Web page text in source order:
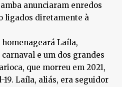
anunciaram enredos
ligados diretamente à
Laíla,
e um dos grandes
que morreu em 2021,
Laíla, aliás, era seguidor